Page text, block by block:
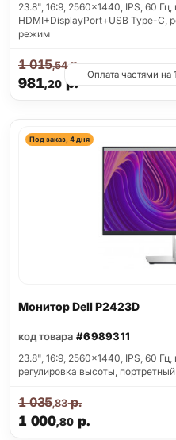
23.8", 16:9, 2560x1440, IPS, 60
HDMI+DisplayPort+USB Type-C,
режим
981,20р.
1 015,54р.
Оплата частями на
Под заказ, 4 дня
Монитор Dell P2423D
код товара #6989311
23.8", 16:9, 2560x1440, IPS, 60
регулировка высоты,
1 000,80 р.
1 035,83р.